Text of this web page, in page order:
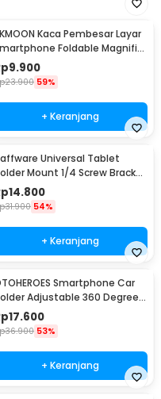
Kaca Pembesar Layar
Foldable Magnifier
5X - F1
9.900
23.900 59%
+ Keranjang
Universal Tablet
Mount 1/4 Screw Bracket
- VTM4
14.800
31.900 54%
+ Keranjang
Smartphone Car
Adjustable 360 Degree
Suction Cup - T003
17.600
36.900 53%
+ Keranjang